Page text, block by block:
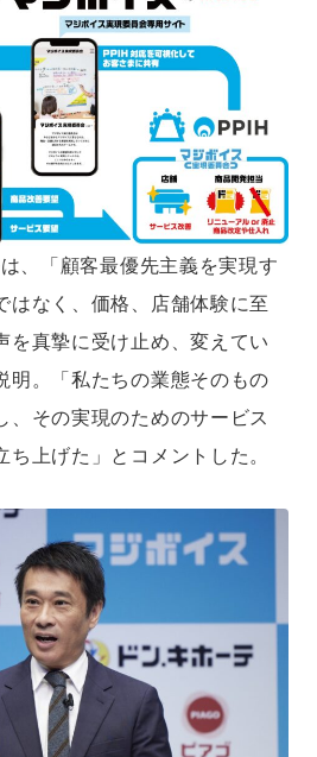
、「顧客最優先主義を実現す
はなく、価格、店舗体験に至
を真摯に受け止め、変えてい
明。「私たちの業態そのもの
、その実現のためのサービス
ち上げた」とコメントした。